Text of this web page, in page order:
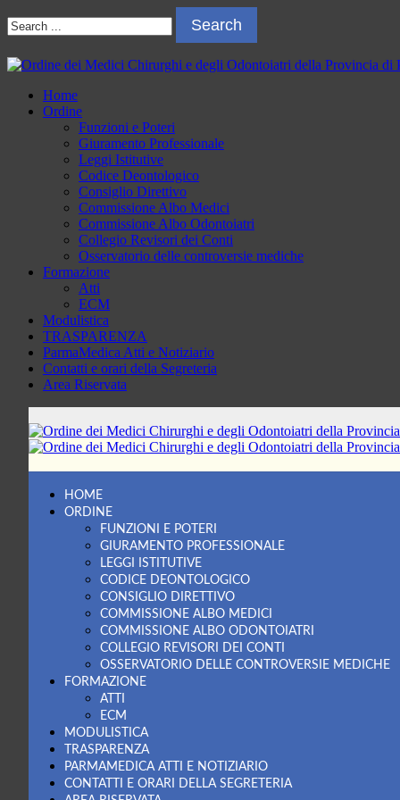
Skip
to
Skip
to
Search
for:
Ordine dei Medici Chirurghi e degli Odontoiatri della Provincia di
Sito dell'Ordine dei Medici Chirurghi e degli Odontoiatri della
Home
Ordine
Funzioni e Poteri
Giuramento Professionale
Leggi Istitutive
Codice Deontologico
Consiglio Direttivo
Commissione Albo Medici
Commissione Albo Odontoiatri
Collegio Revisori dei Conti
Osservatorio delle controversie mediche
Formazione
Atti
ECM
Modulistica
TRASPARENZA
ParmaMedica Atti e Notiziario
Contatti e orari della Segreteria
Area Riservata
HOME
ORDINE
FUNZIONI E POTERI
GIURAMENTO PROFESSIONALE
LEGGI ISTITUTIVE
CODICE DEONTOLOGICO
CONSIGLIO DIRETTIVO
COMMISSIONE ALBO MEDICI
COMMISSIONE ALBO ODONTOIATRI
COLLEGIO REVISORI DEI CONTI
OSSERVATORIO DELLE CONTROVERSIE MEDICHE
FORMAZIONE
ATTI
ECM
MODULISTICA
TRASPARENZA
PARMAMEDICA ATTI E NOTIZIARIO
CONTATTI E ORARI DELLA SEGRETERIA